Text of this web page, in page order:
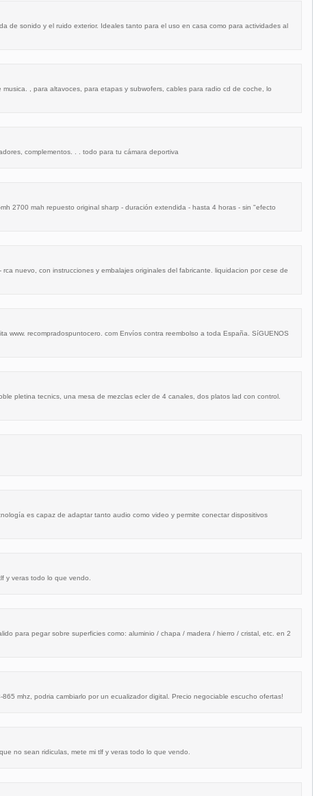
de sonido y el ruido exterior. Ideales tanto para el uso en casa como para actividades al
, para altavoces, para etapas y subwofers, cables para radio cd de coche, lo
complementos. . . todo para tu cámara deportiva
2700 mah repuesto original sharp - duración extendida - hasta 4 horas - sin "efecto
nuevo, con instrucciones y embalajes originales del fabricante. liquidacion por cese de
recompradospuntocero. com Envíos contra reembolso a toda España. SíGUENOS
pletina tecnics, una mesa de mezclas ecler de 4 canales, dos platos lad con control.
es capaz de adaptar tanto audio como video y permite conectar dispositivos
y veras todo lo que vendo.
para pegar sobre superficies como: aluminio / chapa / madera / hierro / cristal, etc. en 2
mhz, podria cambiarlo por un ecualizador digital. Precio negociable escucho ofertas!
no sean ridiculas, mete mi tlf y veras todo lo que vendo.